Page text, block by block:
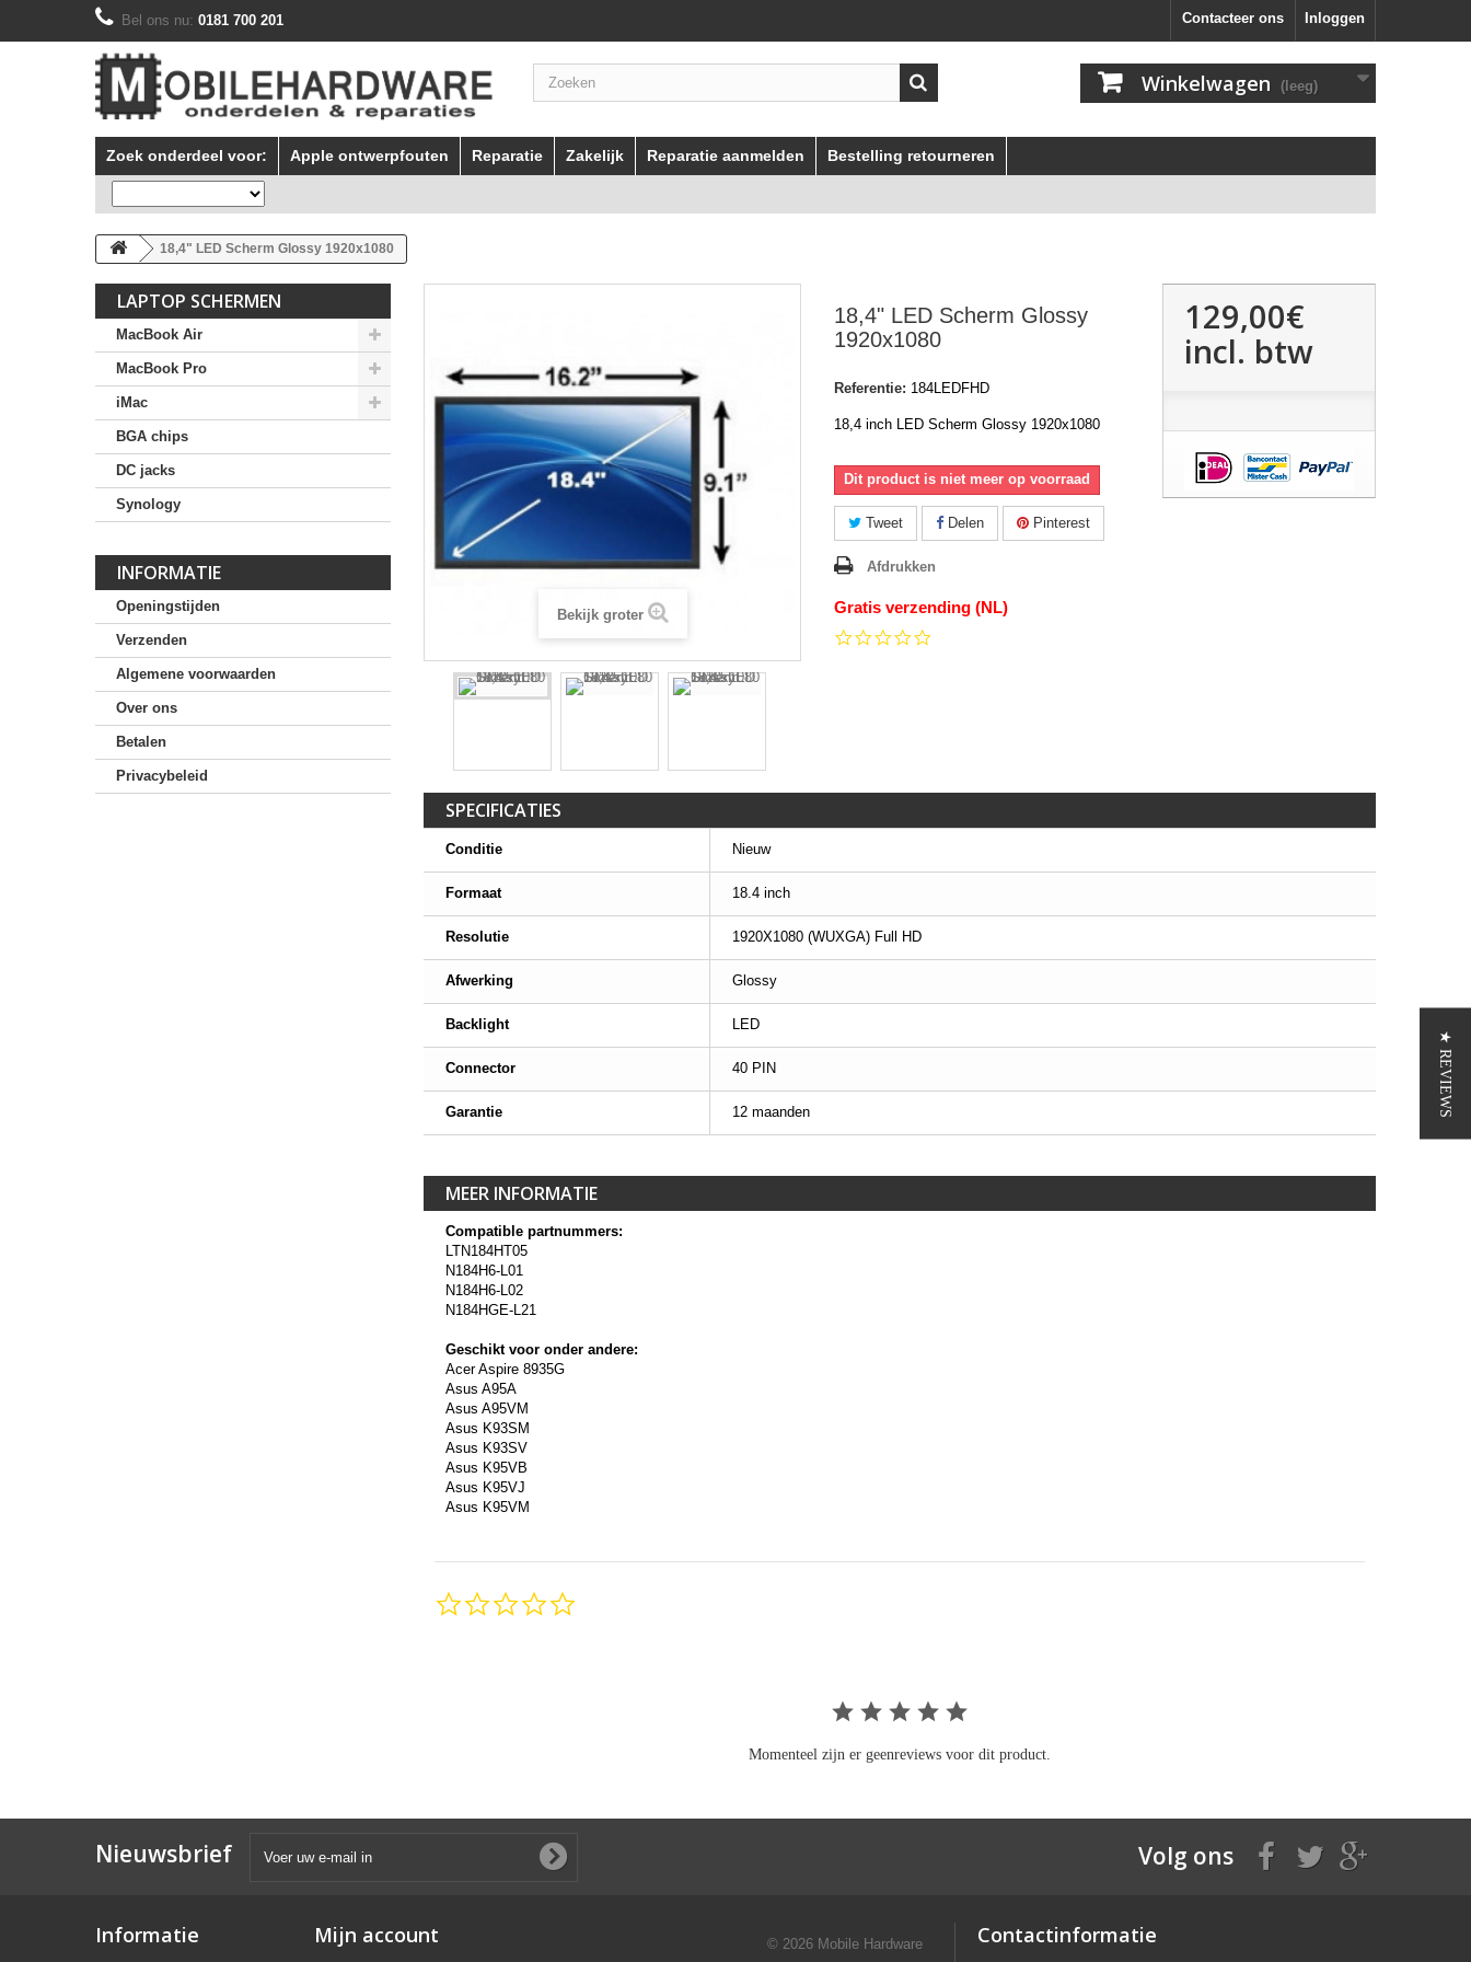
Inloggen
Contacteer ons
Bel ons nu: 0181 700 201
Winkelwagen (leeg)
Zoek onderdeel voor: Apple ontwerpfouten Reparatie Zakelijk Reparatie aanmelden Bestelling retourneren
18,4" LED Scherm Glossy 1920x1080
LAPTOP SCHERMEN
MacBook Air
MacBook Pro
iMac
BGA chips
DC jacks
Synology
INFORMATIE
Openingstijden
Verzenden
Algemene voorwaarden
Over ons
Betalen
Privacybeleid
Bekijk groter
18,4" LED Scherm Glossy
1920x1080
Referentie: 184LEDFHD
18,4 inch LED Scherm Glossy 1920x1080
Dit product is niet meer op voorraad
Tweet Delen Pinterest
Afdrukken
Gratis verzending (NL)
129,00€
incl. btw
SPECIFICATIES
Conditie Nieuw
Formaat 18.4 inch
Resolutie 1920X1080 (WUXGA) Full HD
Afwerking Glossy
Backlight LED
Connector 40 PIN
Garantie 12 maanden
MEER INFORMATIE
Compatible partnummers:
LTN184HT05
N184H6-L01
N184H6-L02
N184HGE-L21
Geschikt voor onder andere:
Acer Aspire 8935G
Asus A95A
Asus A95VM
Asus K93SM
Asus K93SV
Asus K95VB
Asus K95VJ
Asus K95VM
Momenteel zijn er geenreviews voor dit product.
Nieuwsbrief Volg ons
Informatie Mijn account Contactinformatie
© 2026 Mobile Hardware
★ REVIEWS